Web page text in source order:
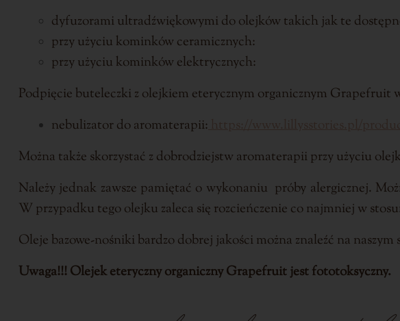
dyfuzorami ultradźwiękowymi do olejków takich jak te
przy użyciu kominków ceramicznych:
przy użyciu kominków elektrycznych:
Podpięcie buteleczki z olejkiem eterycznym organicznym
nebulizator do aromaterapii:
Można także skorzystać z dobrodziejstw aromaterapii przy użyciu
Należy jednak zawsze pamiętać o wykonaniu próby alergicznej.
W przypadku tego olejku zaleca się rozcieńczenie co najmniej w
Oleje bazowe-nośniki bardzo dobrej jakości można znaleźć na naszym
Uwaga!!! Olejek eteryczny organiczny Grapefruit jest fototoksyczny.